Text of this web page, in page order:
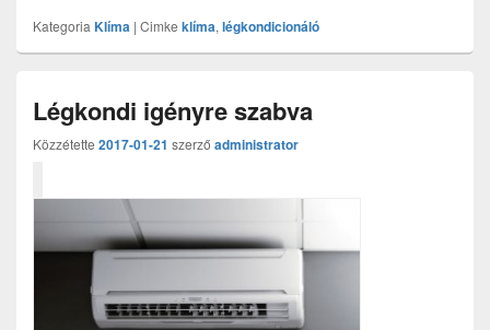
Kategoria Klíma | Cimke klíma, légkondicionáló
Légkondi igényre szabva
Közzétette 2017-01-21 szerző administrator